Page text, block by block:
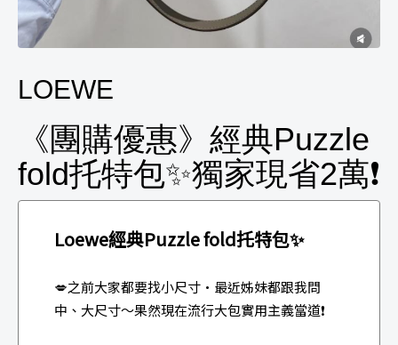
LOEWE
《團購優惠》經典Puzzle
fold托特包✨獨家現省2萬❗️
Loewe經典Puzzle fold托特包✨
💋之前大家都要找小尺寸·最近姊妹都跟我問
中、大尺寸～果然現在流行大包實用主義當道❗️